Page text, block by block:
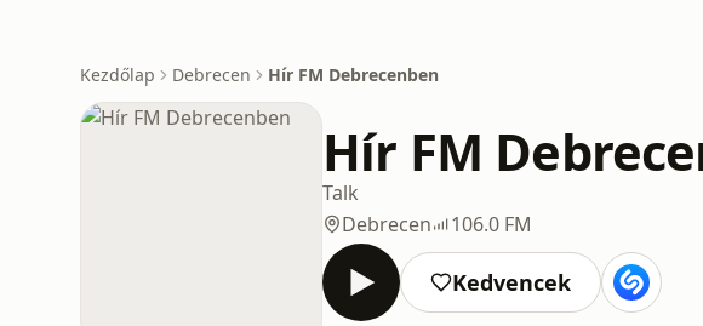
Kezdőlap Debrecen Hír FM Debrecenben
Hír FM
Talk
Debrecen
106.0 FM
Kedvencek